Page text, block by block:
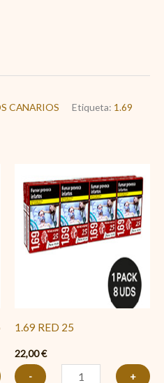
CANARIOS Etiqueta: 1.69
1.69 RED 25
22,00€
-
RED
25
cantidad
+